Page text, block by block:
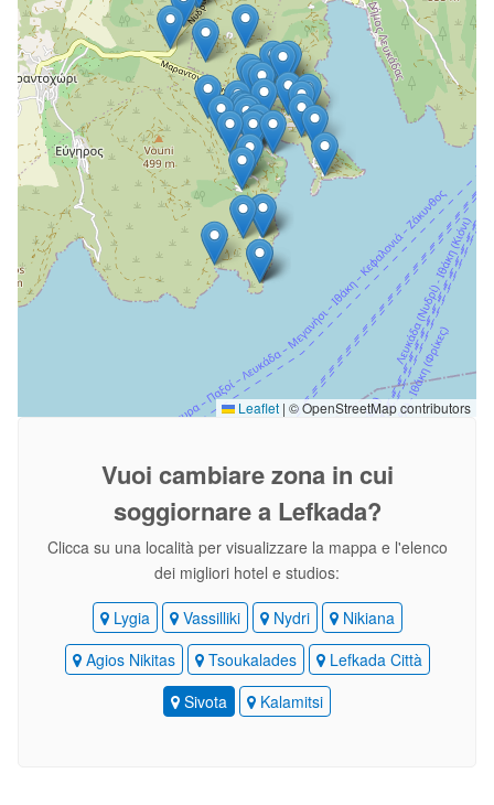
Leaflet | © OpenStreetMap contributors
Vuoi cambiare zonain cui
soggiornare a Lefkada?
Clicca su una località per visualizzare la mappa e l'elenco
dei migliori hotel e studios:
Lygia Vassilliki Nydri
Nikiana
Agios Nikitas
Tsoukalades
Lefkada Città
Sivota
Kalamitsi